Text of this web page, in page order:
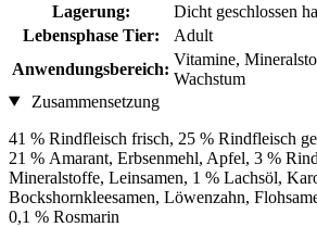
Lagerung:
Dicht geschlossen
Lebensphase Tier:
Adult
Anwendungsbereich:
Vitamine,
Wachstum
Zusammensetzung
41 % Rindfleisch frisch, 25 % Rindfleisch
21 % Amarant, Erbsenmehl, Apfel, 3 %
Mineralstoffe, Leinsamen, 1 % Lachsöl,
Bockshornkleesamen, Löwenzahn,
0,1 % Rosmarin